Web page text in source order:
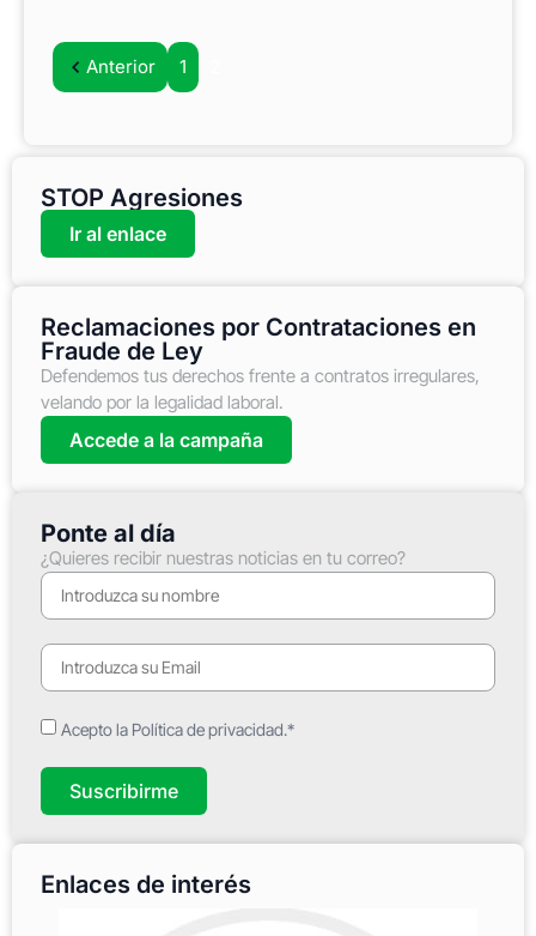
Anterior 1
STOP Agresiones
Ir al enlace
Reclamaciones por Contrataciones en
Fraude de Ley
Defendemos tus derechos frente a contratos irregulares,
velando por la legalidad laboral.
Accede a la campaña
Ponte al día
¿Quieres recibir nuestras noticias en tu correo?
Acepto la Política de privacidad.*
Suscribirme
Enlaces de interés